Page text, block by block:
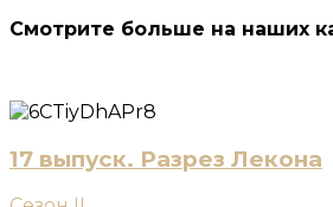
Смотрите больше на наших
17 выпуск. Разрез Лекона